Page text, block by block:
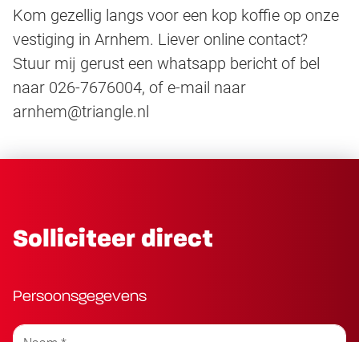
Kom gezellig langs voor een kop koffie op onze
vestiging in Arnhem. Liever online contact?
Stuur mij gerust een whatsapp bericht of bel
naar 026-7676004, of e-mail naar
arnhem@triangle.nl
Solliciteer direct
Persoonsgegevens